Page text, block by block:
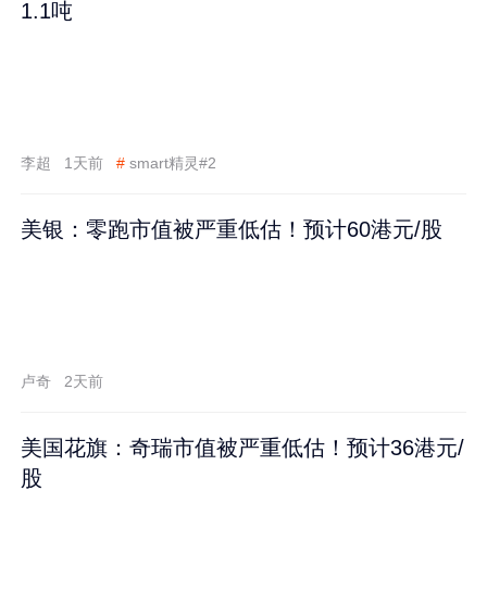
1.1吨
李超 1天前 # smart精灵#2
美银：零跑市值被严重低估！预计60港元/股
卢奇 2天前
美国花旗：奇瑞市值被严重低估！预计36港元/
股